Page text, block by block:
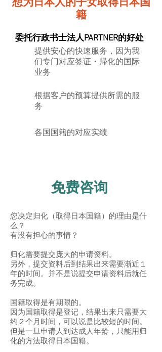
​想为日本人的子女取得日本国
籍
​委托行政书士法人PARTNER的好处
​提供安心的快速服务，因为我
们专门对应签证・帰化的国际
业务
根据客户的预算提供所需的服
务
各国国籍的对应实绩
免费咨询
您决定归化（取得日本国籍）的理由是什
么？
有没有担心的事情？
归化需要提交庞大的申请资料。
另外，提交资料后到结果出来需要渐近１
年的时间。并不是说提交申请资料后就任
务完成。
国籍取得是有期限的。
​因为国籍取得是登记，结果出来只需要大
约２个月时间，可以说是比较短的时间。
但是一旦申请人到达成人年龄，只能用归
化的方法取得日本国籍。